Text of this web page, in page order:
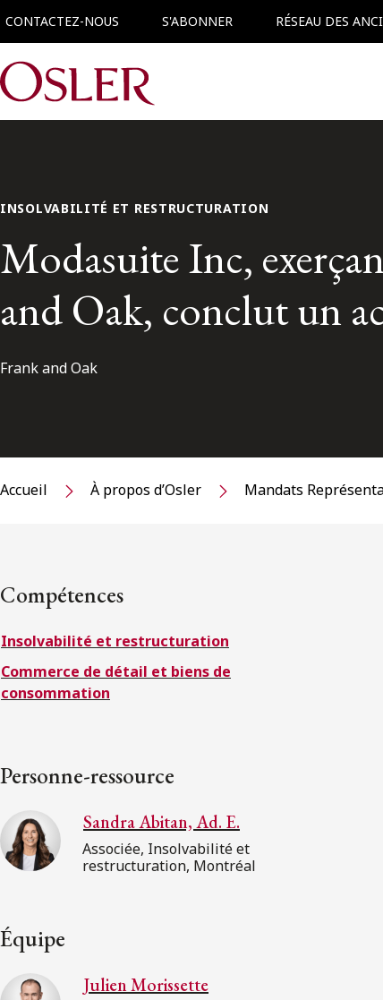
CONTACTEZ-NOUS S'ABONNER RÉSEAU DES
Main Navigation
INSOLVABILITÉ ET RESTRUCTURATION
Modasuite Inc,
and Oak, conclut un
Frank and Oak
Accueil À propos d’Osler Mandats
Compétences
Insolvabilité et restructuration
Commerce de détail et biens de
consommation
Personne-ressource
Sandra Abitan, Ad. E.
Associée, Insolvabilité et
restructuration, Montréal
Équipe
Julien Morissette